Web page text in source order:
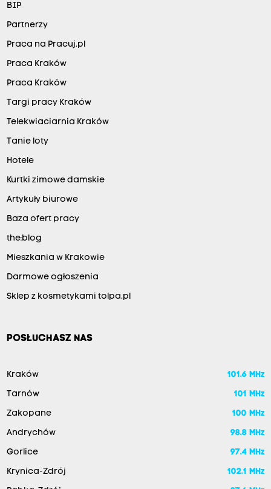
BIP
Partnerzy
Praca na Pracuj.pl
Praca Kraków
Praca Kraków
Targi pracy Kraków
Telekwiaciarnia Kraków
Tanie loty
Hotele
Kurtki zimowe damskie
Artykuły biurowe
Baza ofert pracy
the:blog
Mieszkania w Krakowie
Darmowe ogłoszenia
Sklep z kosmetykami tolpa.pl
POSŁUCHASZ NAS
Kraków 101.6 MHz
Tarnów 101 MHz
Zakopane 100 MHz
Andrychów 98.8 MHz
Gorlice 97.4 MHz
Krynica-Zdrój 102.1 MHz